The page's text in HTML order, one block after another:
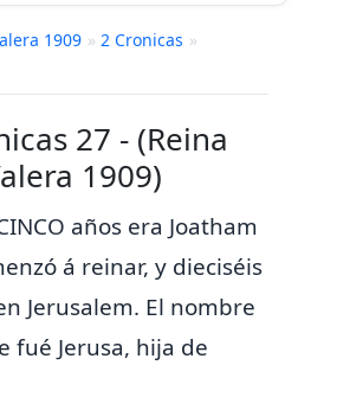
1909 » 2 Cronicas »
27 - (Reina
1909)
años era Joatham
á reinar, y dieciséis
Jerusalem. El nombre
fué Jerusa, hija de